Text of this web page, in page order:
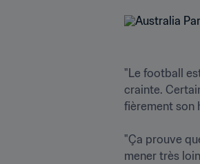
"Le football
crainte.
fièrement son
"Ça prouve
mener très